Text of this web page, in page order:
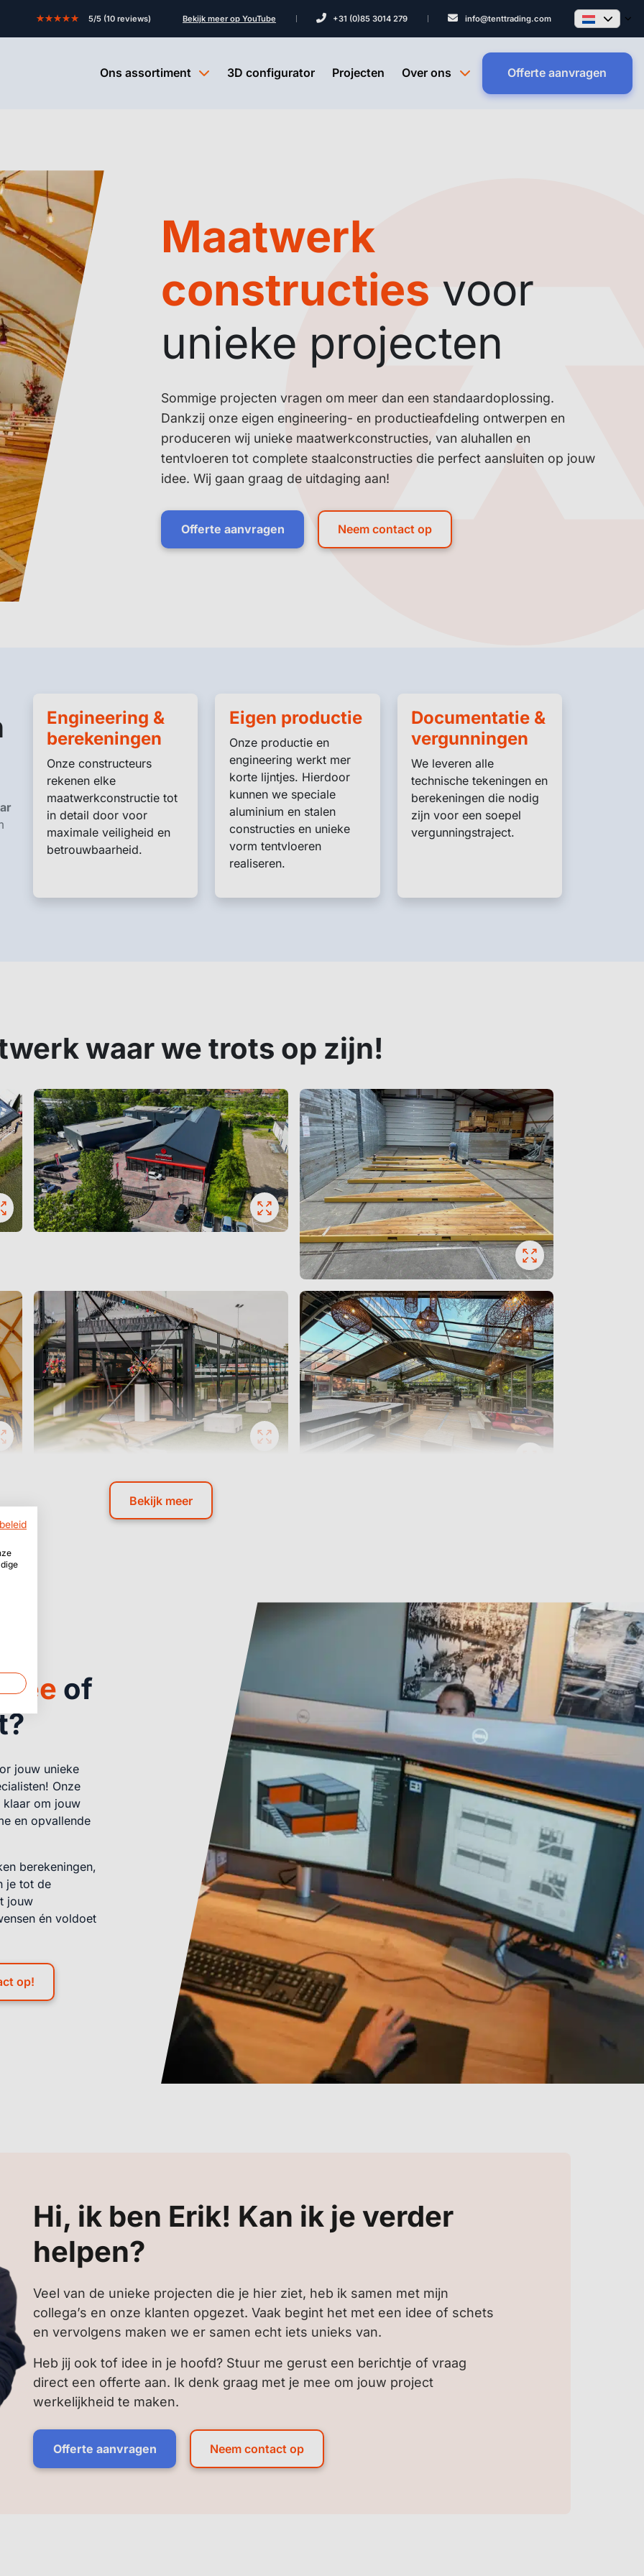
★★★★★ 5/5 (10 reviews) Bekijk meer op YouTube +31 (0)85 3014 279 info@tenttrading.com
Ons assortiment 3D configurator Projecten Over ons Offerte aanvragen
Maatwerk
constructies voor
unieke projecten
Sommige projecten vragen om meer dan een standaardoplossing.
Dankzij onze eigen engineering- en productieafdeling ontwerpen en
produceren wij unieke maatwerkconstructies, van aluhallen en
tentvloeren tot complete staalconstructies die perfect aansluiten op jouw
idee. Wij gaan graag de uitdaging aan!
Offerte aanvragen Neem contact op
Engineering &
berekeningen
Onze constructeurs
rekenen elke
maatwerkconstructie tot
in detail door voor
maximale veiligheid en
betrouwbaarheid.
Eigen productie
Onze productie en
engineering werkt mer
korte lijntjes. Hierdoor
kunnen we speciale
aluminium en stalen
constructies en unieke
vorm tentvloeren
realiseren.
Documentatie &
vergunningen
We leveren alle
technische tekeningen en
berekeningen die nodig
zijn voor een soepel
vergunningstraject.
waar we trots op zijn!
Bekijk meer
of
jouw unieke
Onze
om jouw
en opvallende
berekeningen,
je tot de
jouw
én voldoet
op!
Hi, ik ben Erik! Kan ik je verder
helpen?
Veel van de unieke projecten die je hier ziet, heb ik samen met mijn
collega’s en onze klanten opgezet. Vaak begint het met een idee of schets
en vervolgens maken we er samen echt iets unieks van.
Heb jij ook tof idee in je hoofd? Stuur me gerust een berichtje of vraag
direct een offerte aan. Ik denk graag met je mee om jouw project
werkelijkheid te maken.
Offerte aanvragen Neem contact op